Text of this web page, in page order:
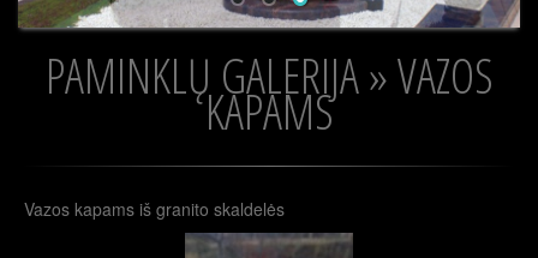
PAMINKLŲ GALERIJA » VAZOS
KAPAMS
Vazos kapams iš granito skaldelės